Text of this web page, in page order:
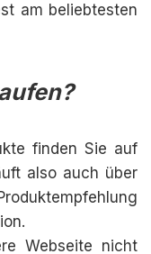
am beliebtesten
finden Sie auf
also auch über
Webseite nicht